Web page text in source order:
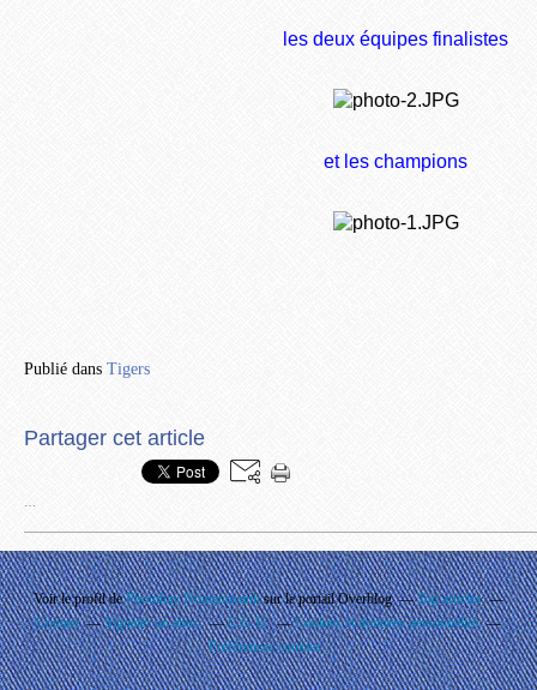
les deux équipes finalistes
et les champions
Publié dans Tigers
Partager cet article
Voir le profil dePhouthay Nontanovanhsur le portail Overblog
Top articles
Contact
Signaler un abus C.G.U.
Cookies et données personnelles
Préférences cookies